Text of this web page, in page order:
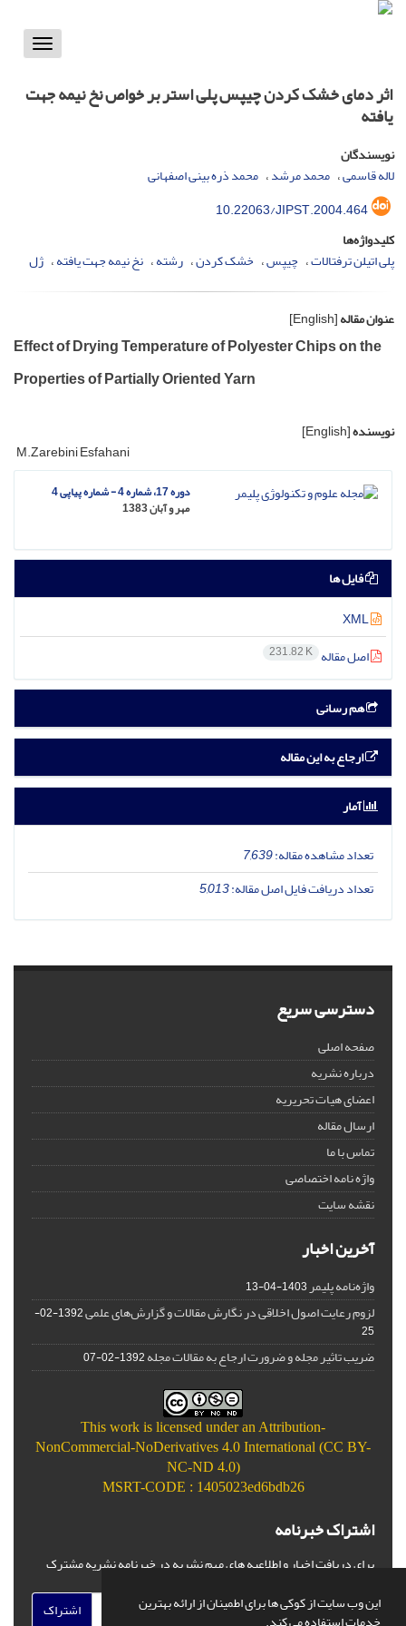
این وب سایت از کوکی ها برای اطمینان از ارائه بهترین
Toggle
اثر دمای خشک کردن چیپس پلی استر بر خواص نخ نیمه جهت
یافته
نویسندگان
لاله قاسمی محمد مرشد محمد ذره بینی اصفهانی
10.22063/JIPST.2004.464
کلیدواژه‌ها
پلی اتیلن ترفتالات چیپس خشک کردن رشته نخ نیمه جهت یافته ژل
عنوان مقاله[English]
Effect of Drying Temperature of Polyester Chips on the
Properties of Partially Oriented Yarn
نویسنده[English]
M.Zarebini Esfahani
دوره 17، شماره 4 - شماره پیاپی 4
مهر و آبان 1383
فایل ها
اصل مقاله 231.82 K
هم رسانی
ارجاع به این مقاله
آمار
تعداد مشاهده مقاله:7,639
تعداد دریافت فایل اصل مقاله:5,013
دسترسی سریع
صفحه اصلی
درباره نشریه
اعضای هیات تحریریه
ارسال مقاله
تماس با ما
واژه نامه اختصاصی
نقشه سایت
آخرین اخبار
واژه‌نامه پلیمر1403-04-13
لزوم رعایت اصول اخلاقی در نگارش مقالات و گزارش‌‌های علمی
1392-02-
25
ضریب تاثیر مجله و ضرورت ارجاع به مقالات مجله1392-02-07
This work is licensed under an Attribution-
NonCommercial-NoDerivatives 4.0 International (CC BY-
NC-ND 4.0)
MSRT-CODE : 1405023ed6bdb26
اشتراک خبرنامه
برای دریافت اخبار و اطلاعیه های مهم نشریه در خبرنامه نشریه مشترک
اشتراک